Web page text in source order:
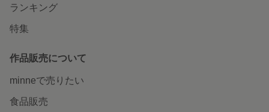
ランキング
特集
作品販売について
minneで売りたい
食品販売